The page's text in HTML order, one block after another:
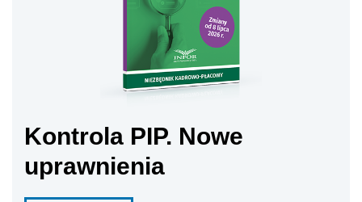
Kontrola PIP. Nowe
uprawnienia